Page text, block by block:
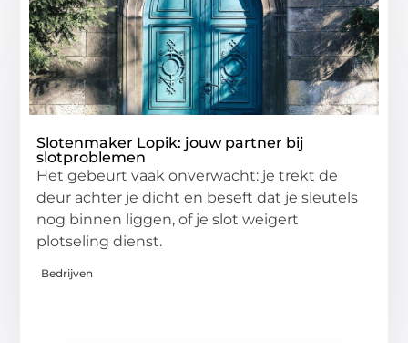
Slotenmaker Lopik: jouw partner bij
slotproblemen
Het gebeurt vaak onverwacht: je trekt de
deur achter je dicht en beseft dat je sleutels
nog binnen liggen, of je slot weigert
plotseling dienst.
Bedrijven